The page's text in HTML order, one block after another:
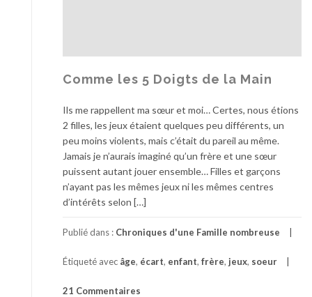
Comme les 5 Doigts de la Main
Ils me rappellent ma sœur et moi… Certes, nous étions
2 filles, les jeux étaient quelques peu différents, un
peu moins violents, mais c’était du pareil au même.
Jamais je n’aurais imaginé qu’un frère et une sœur
puissent autant jouer ensemble… Filles et garçons
n’ayant pas les mêmes jeux ni les mêmes centres
d’intérêts selon […]
Publié dans : Chroniques d'une Famille nombreuse
Étiqueté avec âge, écart, enfant, frère, jeux, soeur
21 Commentaires